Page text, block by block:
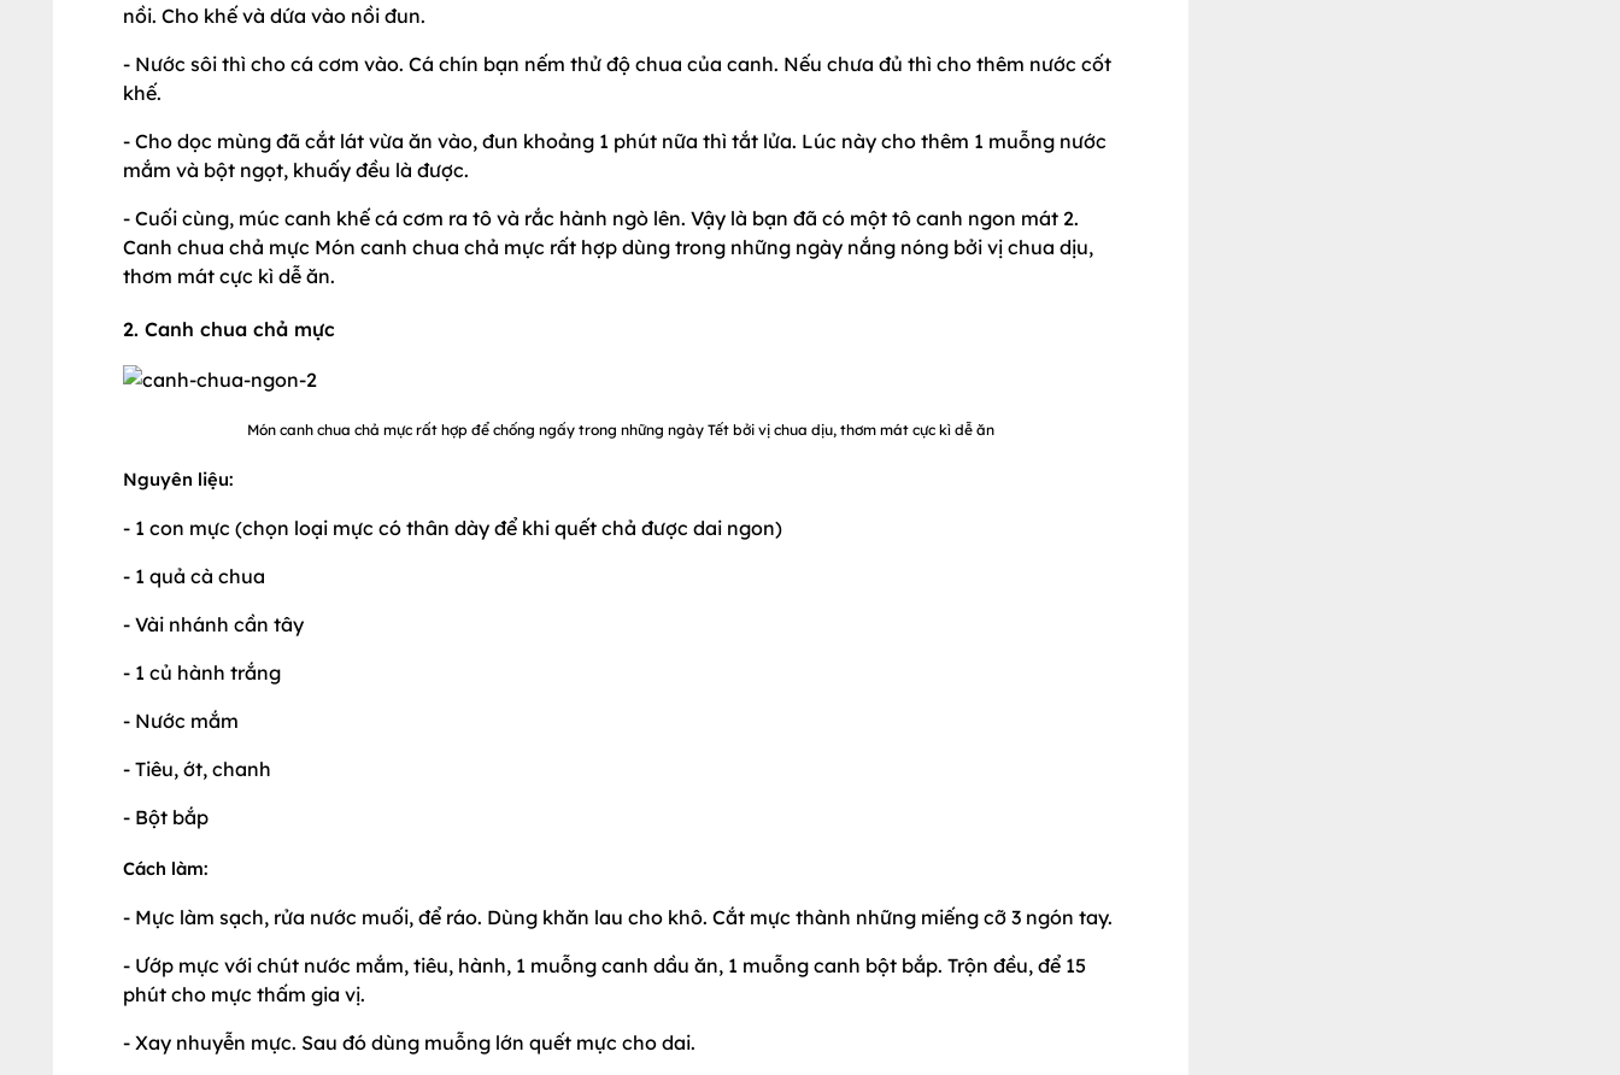
nồi. Cho khế và dứa vào nồi đun.
- Nước sôi thì cho cá cơm vào. Cá chín bạn nếm thử độ chua của canh. Nếu chưa đủ thì cho thêm nước cốt
khế.
- Cho dọc mùng đã cắt lát vừa ăn vào, đun khoảng 1 phút nữa thì tắt lửa. Lúc này cho thêm 1 muỗng nước
mắm và bột ngọt, khuấy đều là được.
- Cuối cùng, múc canh khế cá cơm ra tô và rắc hành ngò lên. Vậy là bạn đã có một tô canh ngon mát 2.
Canh chua chả mực Món canh chua chả mực rất hợp dùng trong những ngày nắng nóng bởi vị chua dịu,
thơm mát cực kì dễ ăn.
2. Canh chua chả mực
Món canh chua chả mực rất hợp để chống ngấy trong những ngày Tết bởi vị chua dịu, thơm mát cực kì dễ ăn
Nguyên liệu:
- 1 con mực (chọn loại mực có thân dày để khi quết chả được dai ngon)
- 1 quả cà chua
- Vài nhánh cần tây
- 1 củ hành trắng
- Nước mắm
- Tiêu, ớt, chanh
- Bột bắp
Cách làm:
- Mực làm sạch, rửa nước muối, để ráo. Dùng khăn lau cho khô. Cắt mực thành những miếng cỡ 3 ngón tay.
- Ướp mực với chút nước mắm, tiêu, hành, 1 muỗng canh dầu ăn, 1 muỗng canh bột bắp. Trộn đều, để 15
phút cho mực thấm gia vị.
- Xay nhuyễn mực. Sau đó dùng muỗng lớn quết mực cho dai.